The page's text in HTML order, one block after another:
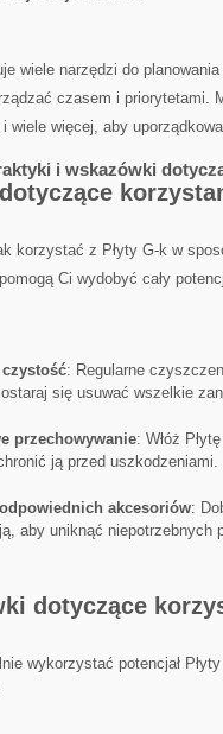
wiele narzędzi do⁤
czasem i ⁢priorytetami.
wiele ‌więcej, aby
i‌ wskazówki
korzystać z‍ Płyty G-k w
​Ci ‌wydobyć​ cały
czystość: Regularne⁤
się usuwać wszelkie‍
przechowywanie: Włóż
⁤ją przed uszkodzeniami.
akcesoriów:
aby uniknąć niepotrzebnych
​dotyczące
⁣wykorzystać⁤ potencjał‍